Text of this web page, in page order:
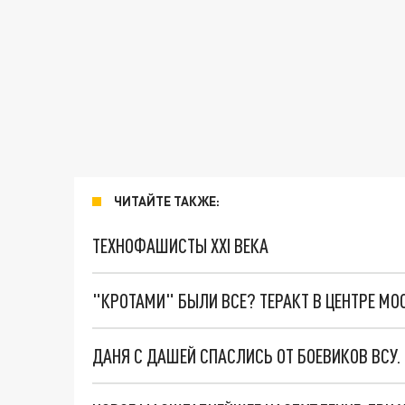
ЧИТАЙТЕ ТАКЖЕ:
ТЕХНОФАШИСТЫ XXI ВЕКА
"КРОТАМИ" БЫЛИ ВСЕ? ТЕРАКТ В ЦЕНТРЕ
ДАНЯ С ДАШЕЙ СПАСЛИСЬ ОТ БОЕВИКОВ